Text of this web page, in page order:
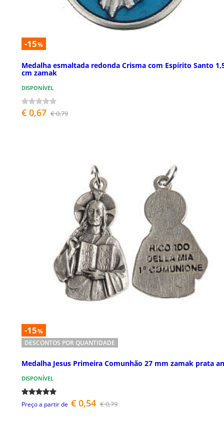
-15%
Medalha esmaltada redonda Crisma com Espírito Santo
cm zamak
DISPONÍVEL
€ 0,67 € 0,79
-15%
DESCONTOS POR QUANTIDADE
Medalha Jesus Primeira Comunhão 27 mm zamak prata
DISPONÍVEL
Preço a partir de € 0,54 € 0,79